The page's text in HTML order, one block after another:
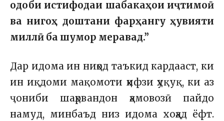
одоби истифодаи шабакаҳои иҷтимоӣ
ва нигоҳ доштани фарҳангу ҳувияти
миллӣ ба шумор меравад.”
Дар идома ин ниҳод таъкид кардааст, ки
ин иқдоми мақомоти ҳифзи ҳуқуқ, ки аз
ҷониби шаҳрвандон ҳамовозӣ пайдо
намуд, минбаъд низ идома хоҳад ёфт.